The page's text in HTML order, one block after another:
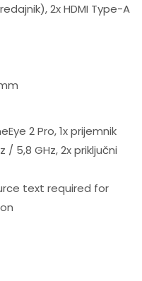
2x HDMI Type-A
2 Pro, 1x prijemnik
/ 5,8 GHz, 2x priključni
text required for